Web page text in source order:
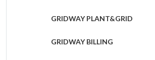
GRIDWAY PLANT&GRID
GRIDWAY BILLING